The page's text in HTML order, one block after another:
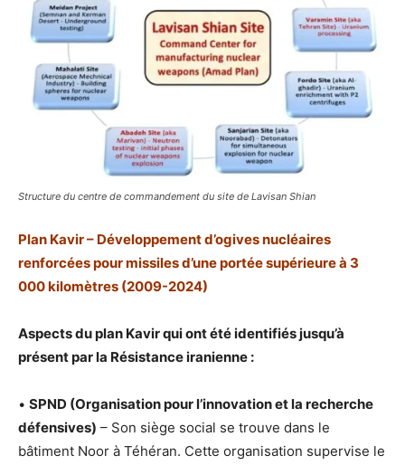
Structure du centre de commandement du site de Lavisan Shian
Plan Kavir – Développement d’ogives nucléaires
renforcées pour missiles d’une portée supérieure à 3
000 kilomètres (2009-2024)
Aspects du plan Kavir qui ont été identifiés jusqu’à
présent par la Résistance iranienne :
• SPND (Organisation pour l’innovation et la recherche
défensives) – Son siège social se trouve dans le
bâtiment Noor à Téhéran. Cette organisation supervise le